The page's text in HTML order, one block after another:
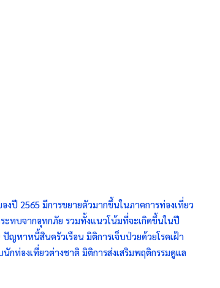
ปี 2565 มีการขยายตัวมากขึ้นในภาคการท่องเที่ยว
ะทบจากอุทกภัย รวมทั้งแนวโน้มที่จะเกิดขึ้นในปี
ญหาหนี้สินครัวเรือน มิติการเจ็บป่วยด้วยโรคเฝ้า
กท่องเที่ยวต่างชาติ มิติการส่งเสริมพฤติกรรมดูแล